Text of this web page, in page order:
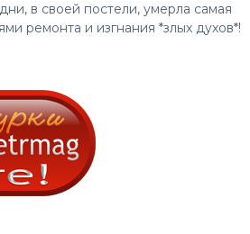
в своей постели, умерла самая
ремонта и изгнания *злых духов*!